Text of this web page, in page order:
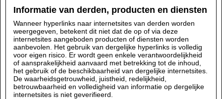
Informatie van derden, producten en diensten
Wanneer hyperlinks naar internetsites van derden worden
weergegeven, betekent dit niet dat de op of via deze
internetsites aangeboden producten of diensten worden
aanbevolen. Het gebruik van dergelijke hyperlinks is volledig
voor eigen risico. Er wordt geen enkele verantwoordelijkheid
of aansprakelijkheid aanvaard met betrekking tot de inhoud,
het gebruik of de beschikbaarheid van dergelijke internetsites.
De waarheidsgetrouwheid, juistheid, redelijkheid,
betrouwbaarheid en volledigheid van informatie op dergelijke
internetsites is niet geverifieerd.